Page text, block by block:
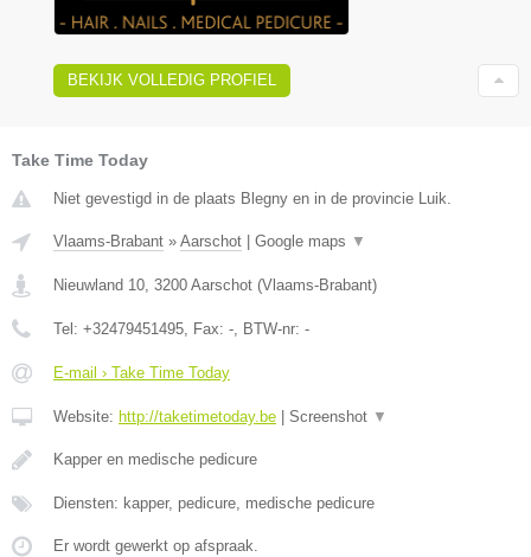
BEKIJK VOLLEDIG PROFIEL
Take Time Today
Niet gevestigd in de plaats Blegny en in de provincie Luik.
Vlaams-Brabant » Aarschot | Google maps ▼
Nieuwland 10 3200 Aarschot (Vlaams-Brabant)
Tel: +32479451495 , Fax: - , BTW-nr: -
E-mail › Take Time Today
Website: http://taketimetoday.be | Screenshot ▼
Kapper en medische pedicure
Diensten: kapper, pedicure, medische pedicure
Er wordt gewerkt op afspraak.